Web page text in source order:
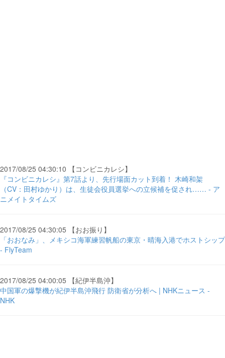
2017/08/25 04:30:10 【コンビニカレシ】
『コンビニカレシ』第7話より、先行場面カット到着！ 木崎和架
（CV：田村ゆかり）は、生徒会役員選挙への立候補を促され…… - ア
ニメイトタイムズ
2017/08/25 04:30:05 【おお振り】
「おおなみ」、メキシコ海軍練習帆船の東京・晴海入港でホストシップ
- FlyTeam
2017/08/25 04:00:05 【紀伊半島沖】
中国軍の爆撃機が紀伊半島沖飛行 防衛省が分析へ | NHKニュース -
NHK